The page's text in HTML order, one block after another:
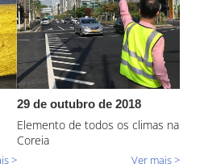
>
29 de outubro de 2018
Elemento de todos os climas na
Coreia
Ver mais >